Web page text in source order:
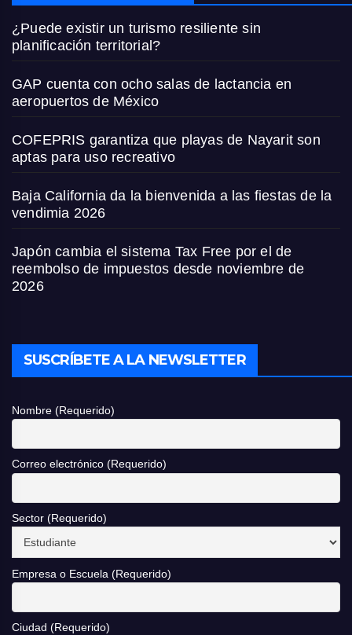
¿Puede existir un turismo resiliente sin
planificación territorial?
GAP cuenta con ocho salas de lactancia en
aeropuertos de México
COFEPRIS garantiza que playas de Nayarit son
aptas para uso recreativo
Baja California da la bienvenida a las fiestas de la
vendimia 2026
Japón cambia el sistema Tax Free por el de
reembolso de impuestos desde noviembre de
2026
SUSCRÍBETE A LA NEWSLETTER
Nombre (Requerido)
Correo electrónico (Requerido)
Sector (Requerido)
Empresa o Escuela (Requerido)
Ciudad (Requerido)